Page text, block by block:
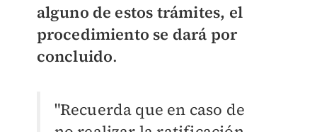
alguno de estos trámites, el
procedimiento se dará por
concluido.
"Recuerda que en caso de